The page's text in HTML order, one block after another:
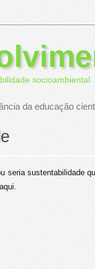
socioambiental
da educação
seria sustentabilidade